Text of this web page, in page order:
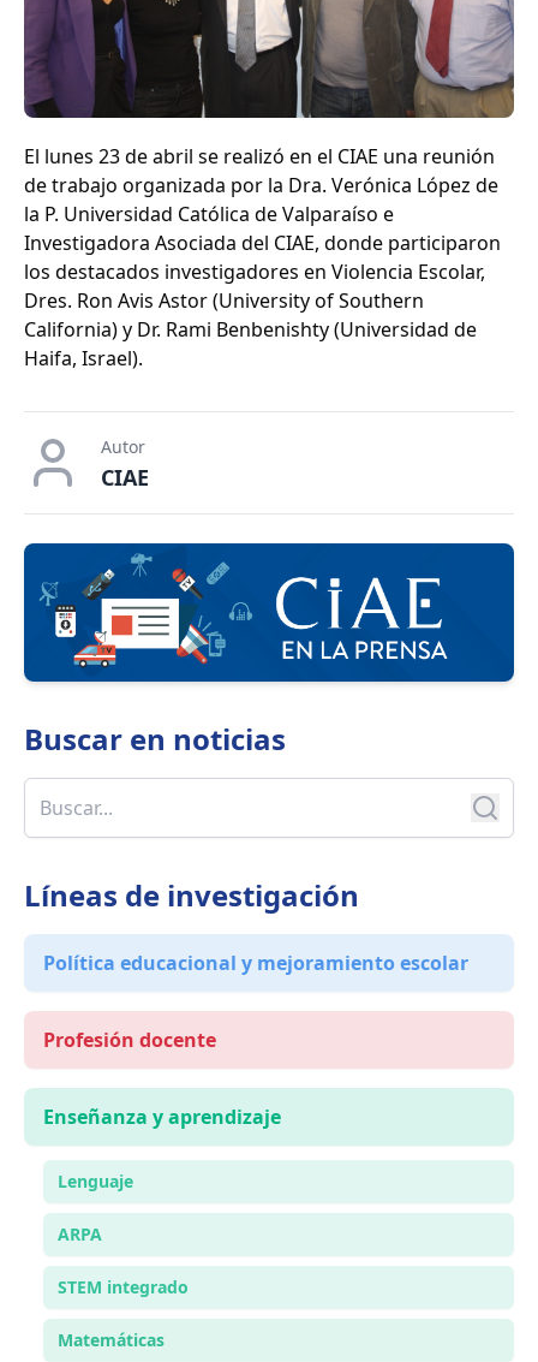
El lunes 23 de abril se realizó en el CIAE una reunión
de trabajo organizada por la Dra. Verónica López de
la P. Universidad Católica de Valparaíso e
Investigadora Asociada del CIAE, donde participaron
los destacados investigadores en Violencia Escolar,
Dres. Ron Avis Astor (University of Southern
California) y Dr. Rami Benbenishty (Universidad de
Haifa, Israel).
Autor
CIAE
Buscar en noticias
Líneas de investigación
Política educacional y mejoramiento escolar
Profesión docente
Enseñanza y aprendizaje
Lenguaje
ARPA
STEM integrado
Matemáticas